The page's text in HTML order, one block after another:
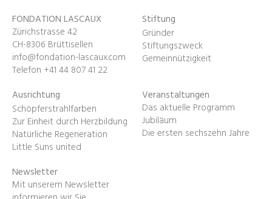
FONDATION LASCAUX
Zürichstrasse 42
CH-8306 Brüttisellen
info@fondation-lascaux.com
Telefon +41 44 807 41 22
Stiftung
Gründer
Stiftungszweck
Gemeinnützigkeit
Ausrichtung
Schöpferstrahlfarben
Zur Einheit durch Herzbildung
Natürliche Regeneration
Little Suns united
Veranstaltungen
Das aktuelle Programm
Jubiläum
Die ersten sechszehn Jahre
Newsletter
Mit unserem Newsletter